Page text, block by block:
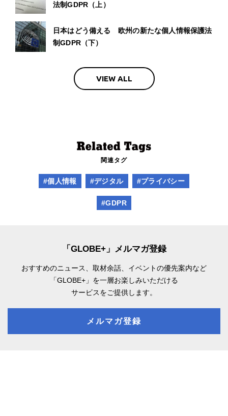
法制GDPR（上）
日本はどう備える 欧州の新たな個人情報保護法
制GDPR（下）
VIEW ALL
関連タグ
#個人情報 #デジタル #プライバシー
#GDPR
「GLOBE+」メルマガ登録
おすすめのニュース、取材余話、 イベントの優先案内など
「GLOBE+」を一層お楽しみいただける
サービスをご提供します。
メルマガ登録